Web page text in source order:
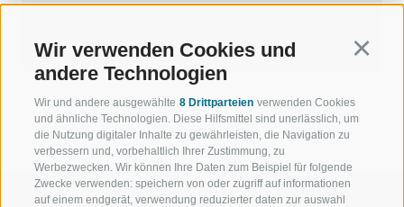
Wir verwenden Cookies und
andere Technologien
Wir und andere ausgewählte 8 Drittparteien verwenden Cookies
und ähnliche Technologien. Diese Hilfsmittel sind unerlässlich, um
die Nutzung digitaler Inhalte zu gewährleisten, die Navigation zu
verbessern und, vorbehaltlich Ihrer Zustimmung, zu
Werbezwecken. Wir können Ihre Daten zum Beispiel für folgende
Zwecke verwenden: speichern von oder zugriff auf informationen
auf einem endgerät, verwendung reduzierter daten zur auswahl